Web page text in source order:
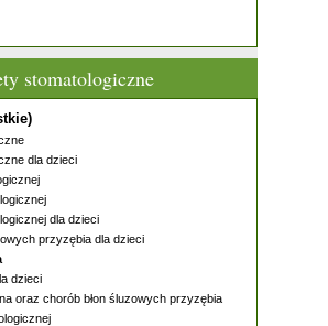
stomatologiczne
dla dzieci
dla dzieci
przyzębia dla dzieci
dzieci
oraz chorób błon śluzowych przyzębia